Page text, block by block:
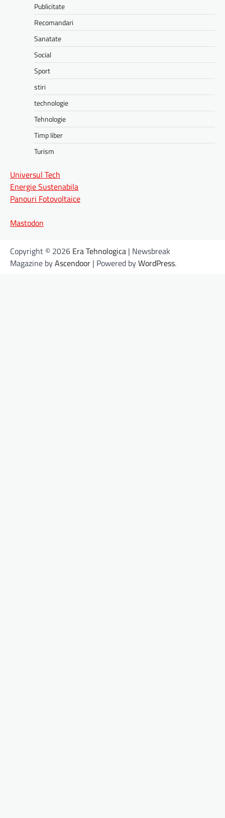
Publicitate
Recomandari
Sanatate
Social
Sport
stiri
technologie
Tehnologie
Timp liber
Turism
Universul Tech
Energie Sustenabila
Panouri Fotovoltaice
Mastodon
Copyright © 2026 Era Tehnologica | Newsbreak
Magazine byAscendoor | Powered byWordPress.